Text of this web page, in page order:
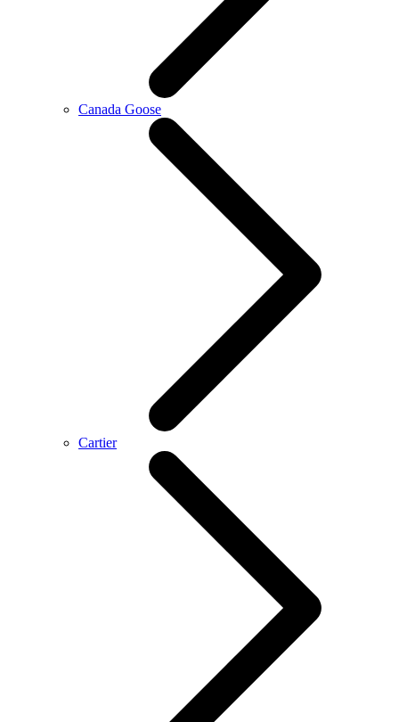
Canada Goose
Cartier